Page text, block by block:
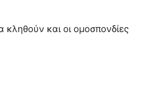
κληθούν και οι ομοσπονδίες